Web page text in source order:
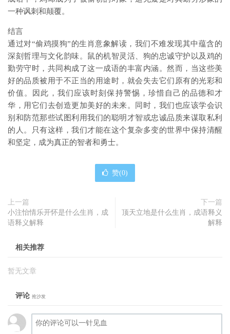
一种讽刺和颠覆。
结言
通过对“偷鸡摸狗”的生肖意象解读，我们不难发现其中蕴含的
深刻哲理与文化韵味。鼠的机智灵活、狗的忠诚守护以及鸡的
勤劳守时，共同构成了这一成语的丰富内涵。然而，当这些美
好的品质被用于不正当的用途时，就会失去它们原有的光彩和
价值。因此，我们应该时刻保持警惕，珍惜自己的品德和才
华，用它们去创造更加美好的未来。同时，我们也应该学会识
别和防范那些试图利用我们的聪明才智或忠诚品质来谋取私利
的人。只有这样，我们才能在这个复杂多变的世界中保持清醒
和坚定，成为真正的智者和勇士。
赞(0)
上一篇
小注怡情乐开怀是什么生肖，成
语释义解释
下一篇
顶天立地是什么生肖，成语释义
解释
相关推荐
暂无文章
评论 抢沙发